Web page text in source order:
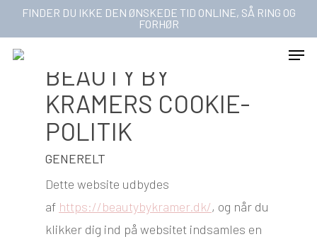
main
FINDER DU IKKE DEN ØNSKEDE TID ONLINE, SÅ RING OG
FORHØR
Menu
BEAUTY BY
KRAMERS COOKIE-
POLITIK
GENERELT
Dette website udbydes
af https://beautybykramer.dk/, og når du
klikker dig ind på websitet indsamles en